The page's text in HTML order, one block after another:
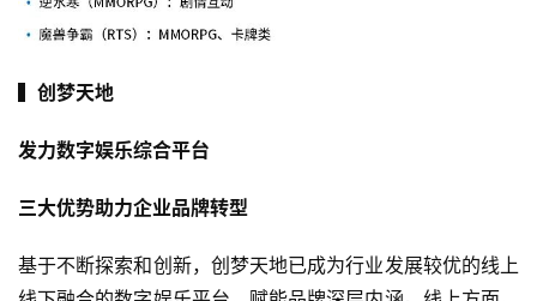
▍创梦天地
发力数字娱乐综合平台
三大优势助力企业品牌转型
基于不断探索和创新，创梦天地已成为行业发展较优的线上